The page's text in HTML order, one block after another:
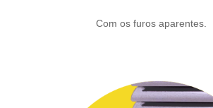
Com os furos aparentes.